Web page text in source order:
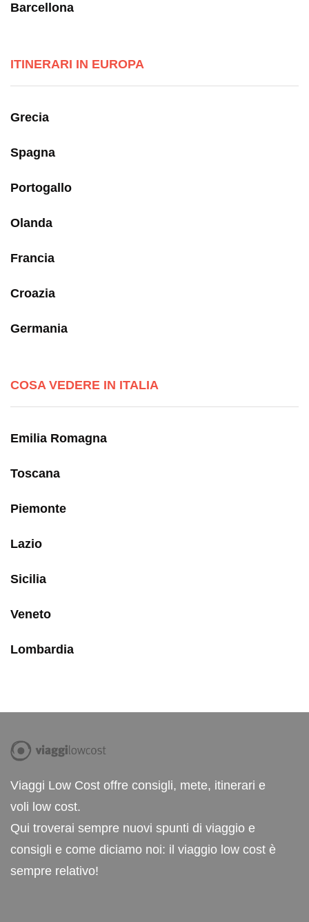
Barcellona
ITINERARI IN EUROPA
Grecia
Spagna
Portogallo
Olanda
Francia
Croazia
Germania
COSA VEDERE IN ITALIA
Emilia Romagna
Toscana
Piemonte
Lazio
Sicilia
Veneto
Lombardia
Viaggi Low Cost offre consigli, mete, itinerari e
voli low cost.
Qui troverai sempre nuovi spunti di viaggio e
consigli e come diciamo noi: il viaggio low cost è
sempre relativo!